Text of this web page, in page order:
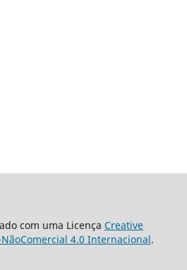
com uma Licença Creative
4.0 Internacional.